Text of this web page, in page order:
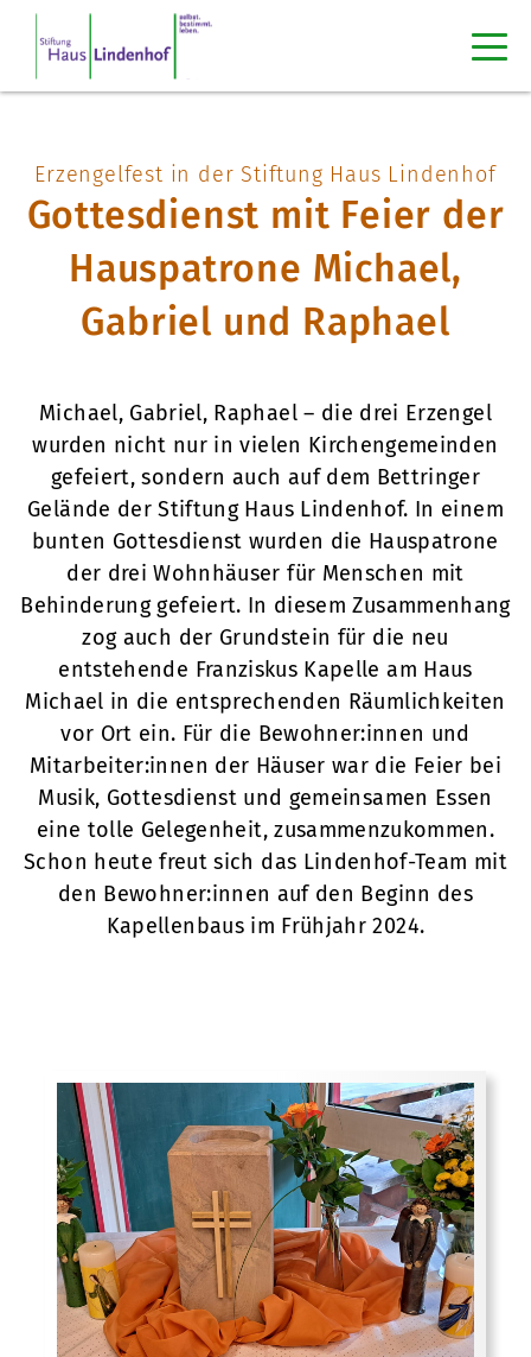
Erzengelfest in der Stiftung Haus Lindenhof
Gottesdienst mit Feier der
Hauspatrone Michael,
Gabriel und Raphael
Michael, Gabriel, Raphael – die drei Erzengel
wurden nicht nur in vielen Kirchengemeinden
gefeiert, sondern auch auf dem Bettringer
Gelände der Stiftung Haus Lindenhof. In einem
bunten Gottesdienst wurden die Hauspatrone
der drei Wohnhäuser für Menschen mit
Behinderung gefeiert. In diesem Zusammenhang
zog auch der Grundstein für die neu
entstehende Franziskus Kapelle am Haus
Michael in die entsprechenden Räumlichkeiten
vor Ort ein. Für die Bewohner:innen und
Mitarbeiter:innen der Häuser war die Feier bei
Musik, Gottesdienst und gemeinsamen Essen
eine tolle Gelegenheit, zusammenzukommen.
Schon heute freut sich das Lindenhof-Team mit
den Bewohner:innen auf den Beginn des
Kapellenbaus im Frühjahr 2024.